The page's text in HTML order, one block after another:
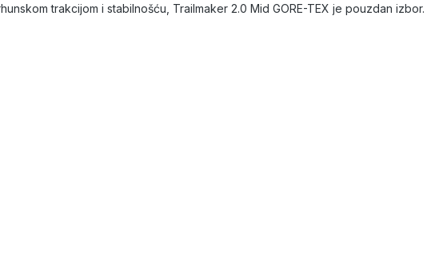
trakcijom i stabilnošću, Trailmaker 2.0 Mid GORE-TEX je pouzdan izbor.